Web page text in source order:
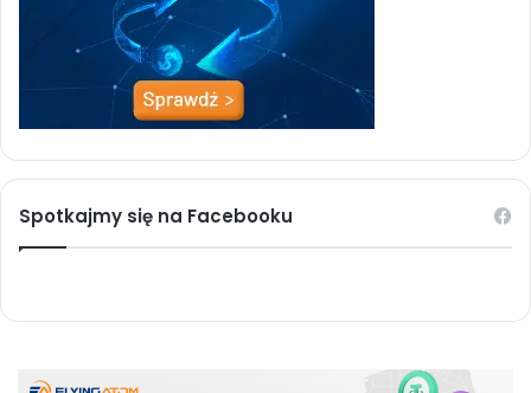
Spotkajmy się na Facebooku